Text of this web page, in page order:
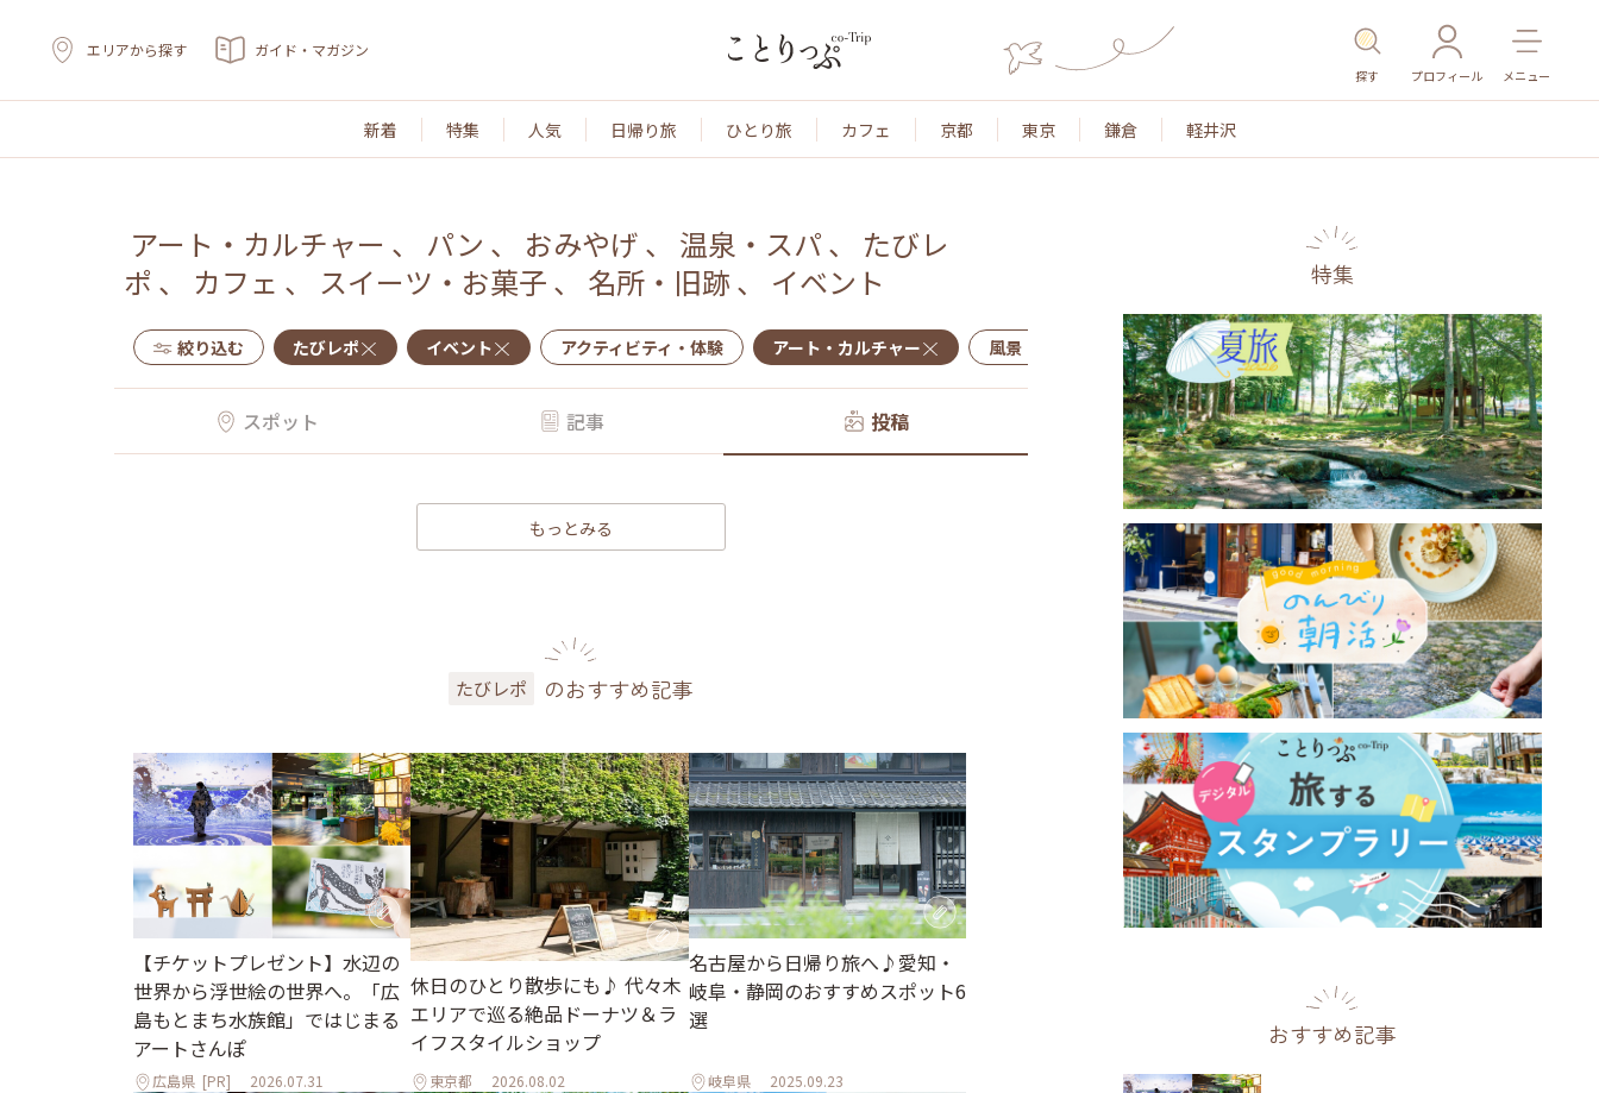
エリアから探す ガイド・マガジン
探す プロフィール メニュー
新着 特集 人気 日帰り旅 ひとり旅 カフェ 京都 東京 鎌倉 軽井沢
アート・カルチャー 、 パン 、 おみやげ 、 温泉・スパ 、 たびレ
ポ 、 カフェ 、 スイーツ・お菓子 、 名所・旧跡 、 イベント
絞り込む たびレポ イベント アクティビティ・体験 アート・カルチャー 風景・景色 名所・旧跡 温泉・スパ その他施設
スポット 記事 投稿
もっとみる
たびレポ のおすすめ記事
【チケットプレゼント】水辺の
世界から浮世絵の世界へ。「広
島もとまち水族館」ではじまる
アートさんぽ
広島県 [PR] 2026.07.31
休日のひとり散歩にも♪ 代々木
エリアで巡る絶品ドーナツ＆ラ
イフスタイルショップ
東京都 2026.08.02
名古屋から日帰り旅へ♪愛知・
岐阜・静岡のおすすめスポット6
選
岐阜県 2025.09.23
特集
おすすめ記事